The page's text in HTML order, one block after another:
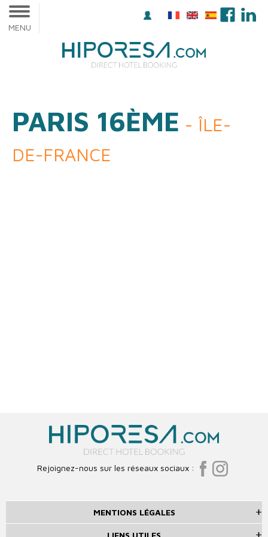
MENU
PARIS 16ÈME - ÎLE-
DE-FRANCE
Rejoignez-nous sur les réseaux sociaux :
MENTIONS LÉGALES
LIENS UTILES